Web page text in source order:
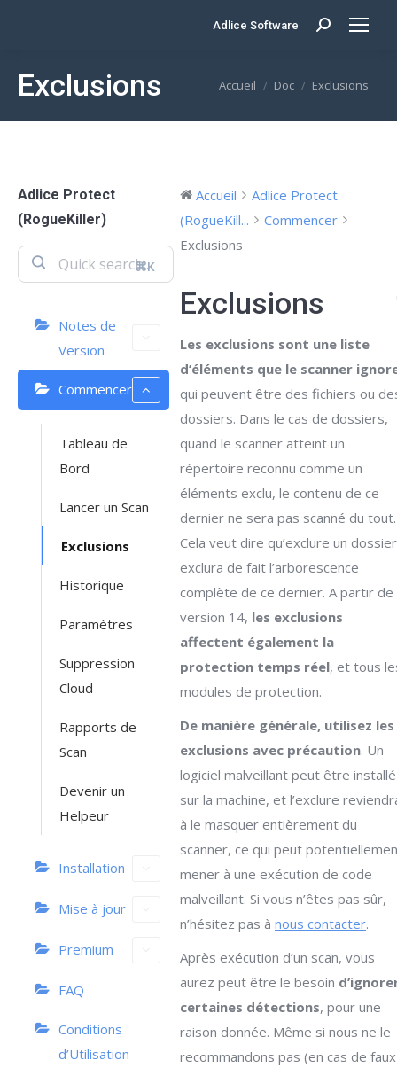
Adlice Software Search:
Exclusions Vous êtes ici :
Accueil Doc Exclusions
Adlice Protect
(RogueKiller)
⌘K
Notes de
Version
Commencer
Tableau de
Bord
Lancer un Scan
Exclusions
Historique
Paramètres
Suppression
Cloud
Rapports de
Scan
Devenir un
Helpeur
Installation
Mise à jour
Premium
FAQ
Conditions
d’Utilisation
Accueil
Adlice Protect
(RogueKill...
Commencer
Exclusions
Exclusions
Les exclusions sont une liste
d’éléments que le scanner
qui peuvent être des fichiers ou
dossiers. Dans le cas de dossiers,
quand le scanner atteint un
répertoire reconnu comme un
éléments exclu, le contenu de ce
dernier ne sera pas scanné du tout.
Cela veut dire qu’exclure un dossier
exclura de fait l’arborescence
complète de ce dernier. A partir de
version 14, les exclusions
affectent également la
protection temps réel, et tous
modules de protection.
De manière générale, utilisez les
exclusions avec précaution. Un
logiciel malveillant peut être installé
sur la machine, et l’exclure
à le masquer entièrement du
scanner, ce qui peut
mener à une exécution de code
malveillant. Si vous n’êtes pas sûr,
n’hésitez pas à nous contacter.
Après exécution d’un scan, vous
aurez peut être le besoin
certaines détections, pour une
raison donnée. Même si nous ne le
recommandons pas (en cas de faux